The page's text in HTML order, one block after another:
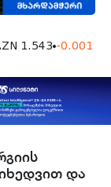
1.543 -0.001
და